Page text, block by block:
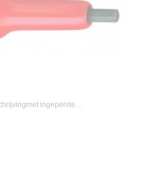
ingeperste…